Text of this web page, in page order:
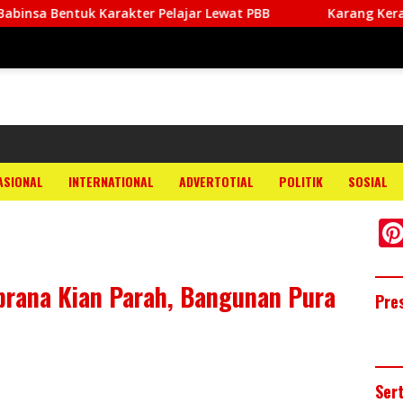
Pelajar Lewat PBB Karang Keras Tak Halangi
INTERNATIONAL ADVERTOTIAL POLITIK SOSIAL
Kian Parah, Bangunan Pura